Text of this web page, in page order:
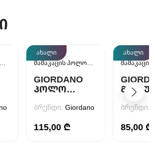
ახალი
მამაკაცის პოლო
GIORDANO
ᲞᲝᲚᲝ
ბრენდი: Giordano
115,00 ₾
ახალი
მამაკაცის
ბრენდი:
85,00 ₾